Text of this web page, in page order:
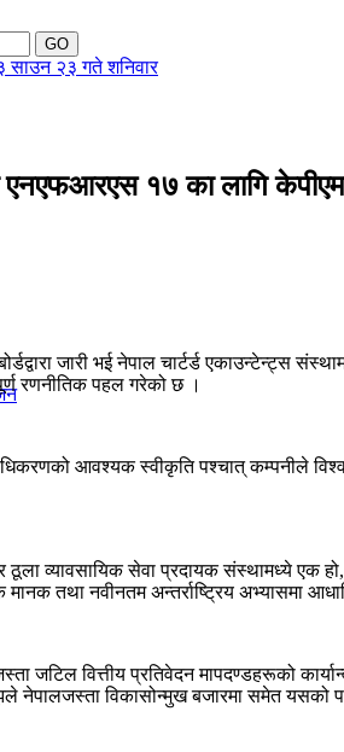
GO
साउन २३ गते शनिवार
एनएफआरएस १७ का लागि
जारी भई नेपाल चार्टर्ड एकाउन्टेन्ट्स
रणनीतिक पहल गरेको छ ।
आवश्यक स्वीकृति पश्चात् कम्पनीले
ठूला व्यावसायिक सेवा प्रदायक संस्थामध्ये एक
तथा नवीनतम अन्तर्राष्ट्रिय अभ्यासमा
जटिल वित्तीय प्रतिवेदन मापदण्डहरूको
नेपालजस्ता विकासोन्मुख बजारमा समेत यसको